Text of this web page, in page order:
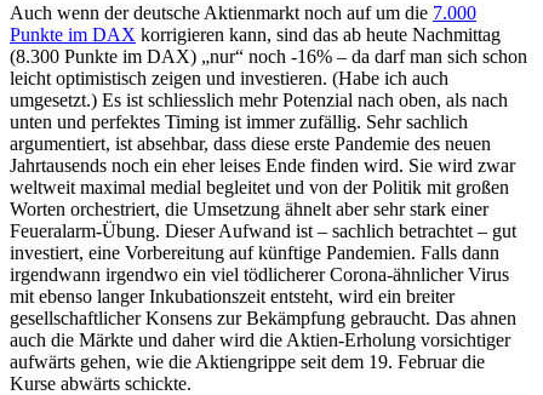
Auch wenn der deutsche Aktienmarkt noch auf um die 7.000
Punkte im DAX korrigieren kann, sind das ab heute Nachmittag
(8.300 Punkte im DAX) „nur“ noch -16% – da darf man sich schon
leicht optimistisch zeigen und investieren. (Habe ich auch
umgesetzt.) Es ist schliesslich mehr Potenzial nach oben, als nach
unten und perfektes Timing ist immer zufällig. Sehr sachlich
argumentiert, ist absehbar, dass diese erste Pandemie des neuen
Jahrtausends noch ein eher leises Ende finden wird. Sie wird zwar
weltweit maximal medial begleitet und von der Politik mit großen
Worten orchestriert, die Umsetzung ähnelt aber sehr stark einer
Feueralarm-Übung. Dieser Aufwand ist – sachlich betrachtet – gut
investiert, eine Vorbereitung auf künftige Pandemien. Falls dann
irgendwann irgendwo ein viel tödlicherer Corona-ähnlicher Virus
mit ebenso langer Inkubationszeit entsteht, wird ein breiter
gesellschaftlicher Konsens zur Bekämpfung gebraucht. Das ahnen
auch die Märkte und daher wird die Aktien-Erholung vorsichtiger
aufwärts gehen, wie die Aktiengrippe seit dem 19. Februar die
Kurse abwärts schickte.